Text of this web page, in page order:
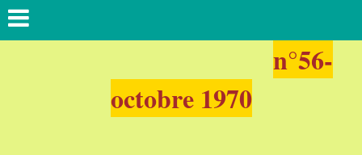
n°56-
octobre 1970